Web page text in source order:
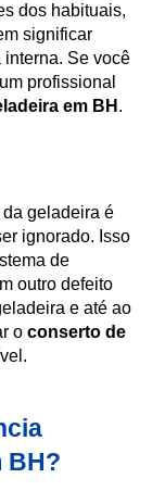
dos habituais,
significar
interna. Se você
profissional
em BH .
geladeira é
ignorado. Isso
de
outro defeito
e até ao
oconserto de
BH?